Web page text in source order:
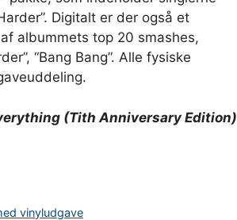
Digitalt er der også et
albummets top 20 smashes,
“Bang Bang”. Alle fysiske
(Tith Anniversary Edition)
vinyludgave